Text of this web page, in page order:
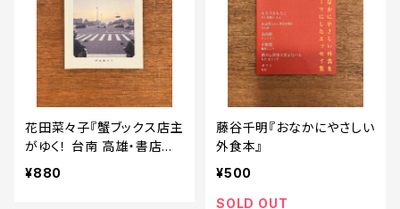
花田菜々子『蟹ブックス店主
がゆく！ 台南 高雄・書店巡
りの旅』
¥880
藤谷千明『おなかにやさしい
外食本』
¥500
SOLD OUT